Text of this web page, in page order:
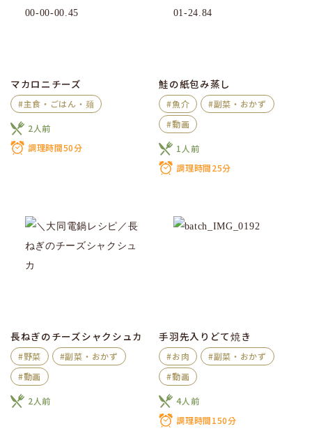
マカロニチーズ
#主食・ごはん・麺
2人前
調理時間50分
鮭の紙包み蒸し
#魚介
#副菜・おかず
#動画
1人前
調理時間25分
長ねぎのチーズシャクシュカ
#野菜
#副菜・おかず
#動画
2人前
手羽先入りどて焼き
#お肉
#副菜・おかず
#動画
4人前
調理時間150分